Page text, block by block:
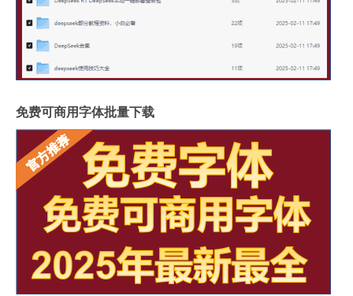
免费可商用字体批量下载